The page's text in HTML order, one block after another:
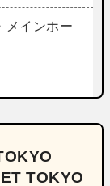
メインホー
TOKYO